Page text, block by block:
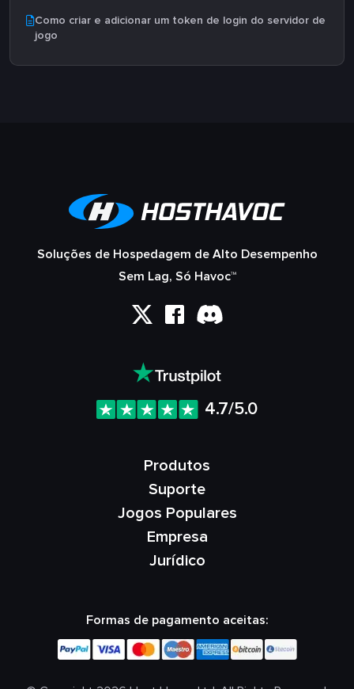
Como criar e adicionar um token de login do servidor de
jogo
Soluções de Hospedagem de Alto Desempenho
Sem Lag, Só Havoc™
4.7/5.0
Produtos
Suporte
Jogos Populares
Empresa
Jurídico
Formas de pagamento aceitas: